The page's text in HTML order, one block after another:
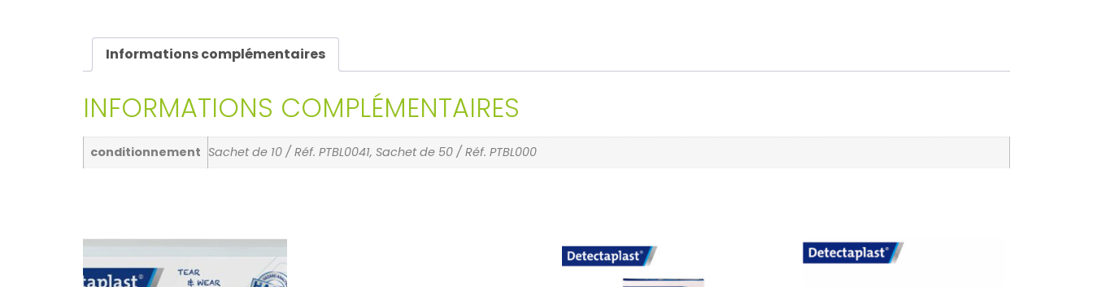
Informations complémentaires
INFORMATIONS COMPLÉMENTAIRES
conditionnement Sachet de 10 / Réf. PTBL0041, Sachet de 50 / Réf. PTBL000